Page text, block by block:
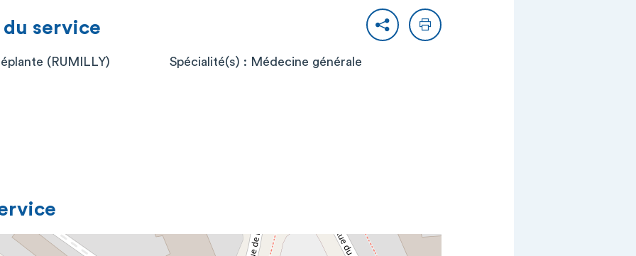
PartagerImprimer
service
(RUMILLY) Spécialité(s) : Médecine générale